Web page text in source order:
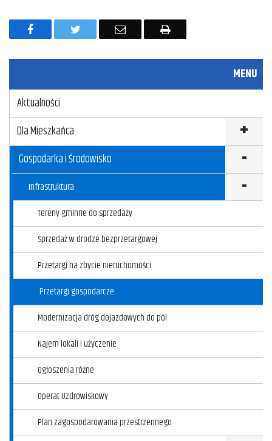
F
e
b
o
o
k
T
t
r
E
i
D
k
MENU
Aktualności
Dla Mieszkańca
Gospodarka i Środowisko
Infrastruktura
Tereny gminne do sprzedaży
Sprzedaż w drodze bezprzetargowej
Przetargi na zbycie nieruchomości
Przetargi gospodarcze
Modernizacja dróg dojazdowych do pól
Najem lokali i użyczenie
Ogłoszenia różne
Operat Uzdrowiskowy
Plan zagospodarowania przestrzennego